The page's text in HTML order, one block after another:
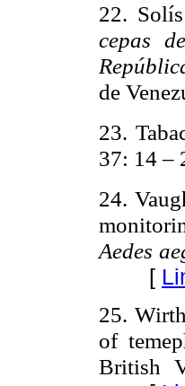
22.
cepas
de
23.
37: 14 –
24.
Aedes
[
25.
of
British